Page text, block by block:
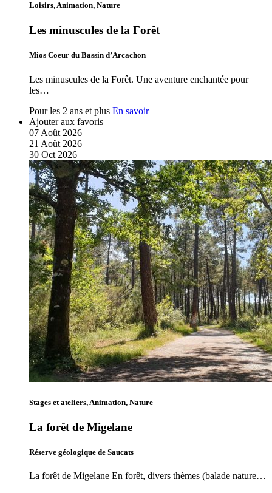
Loisirs, Animation, Nature
Les minuscules de la Forêt
Mios Coeur du Bassin d’Arcachon
Les minuscules de la Forêt. Une aventure enchantée pour
les…
Pour les 2 ans et plus En savoir
Ajouter aux favoris
07 Août 2026
21 Août 2026
30 Oct 2026
Stages et ateliers, Animation, Nature
La forêt de Migelane
Réserve géologique de Saucats
La forêt de Migelane En forêt, divers thèmes (balade nature…